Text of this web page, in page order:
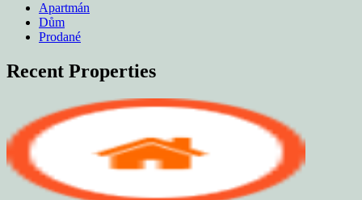
Apartmán
Dům
Prodané
Recent Properties